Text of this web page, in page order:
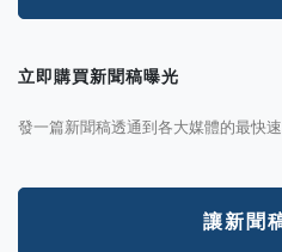
立即購買新聞稿曝光
發一篇新聞稿透通到各大媒體的最快
讓新聞